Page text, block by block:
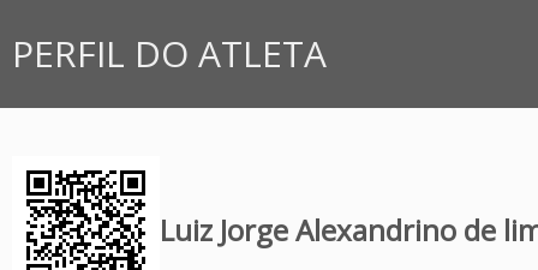
PERFIL DO ATLETA
Luiz Jorge Alexandrino de